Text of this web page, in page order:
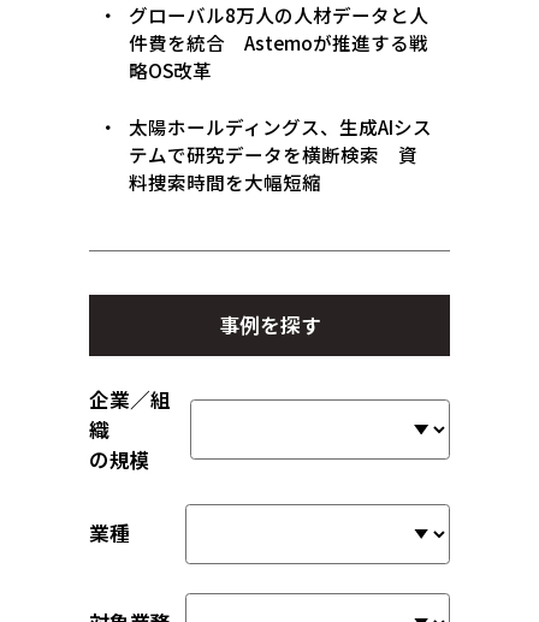
グローバル8万人の人材データと人
件費を統合 Astemoが推進する戦
略OS改革
太陽ホールディングス、生成AIシス
テムで研究データを横断検索 資
料捜索時間を大幅短縮
事例を探す
企業／組
織
の規模
業種